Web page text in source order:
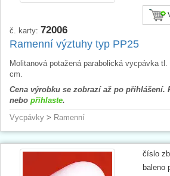
č. karty: 72006
Ramenní výztuhy typ PP25
Molitanová potažená parabolická vycpávka
cm.
Cena výrobku se zobrazí až po přihlášení.
nebo přihlaste.
Vycpávky > Ramenní
číslo
baleno